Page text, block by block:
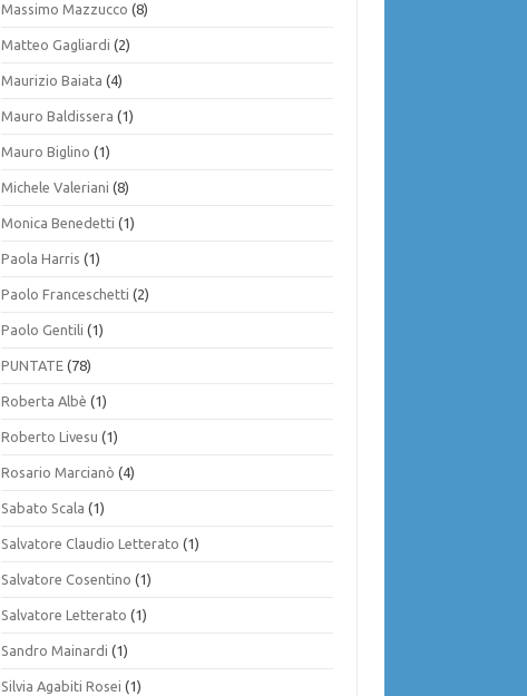
Massimo Mazzucco (8)
Matteo Gagliardi (2)
Maurizio Baiata (4)
Mauro Baldissera (1)
Mauro Biglino (1)
Michele Valeriani (8)
Monica Benedetti (1)
Paola Harris (1)
Paolo Franceschetti (2)
Paolo Gentili (1)
PUNTATE (78)
Roberta Albè (1)
Roberto Livesu (1)
Rosario Marcianò (4)
Sabato Scala (1)
Salvatore Claudio Letterato (1)
Salvatore Cosentino (1)
Salvatore Letterato (1)
Sandro Mainardi (1)
Silvia Agabiti Rosei (1)